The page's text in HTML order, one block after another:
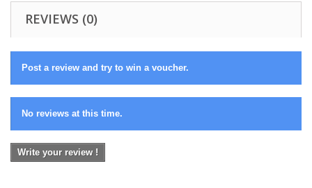
REVIEWS (0)
Post a review and try to win a voucher.
No reviews at this time.
Write your review !